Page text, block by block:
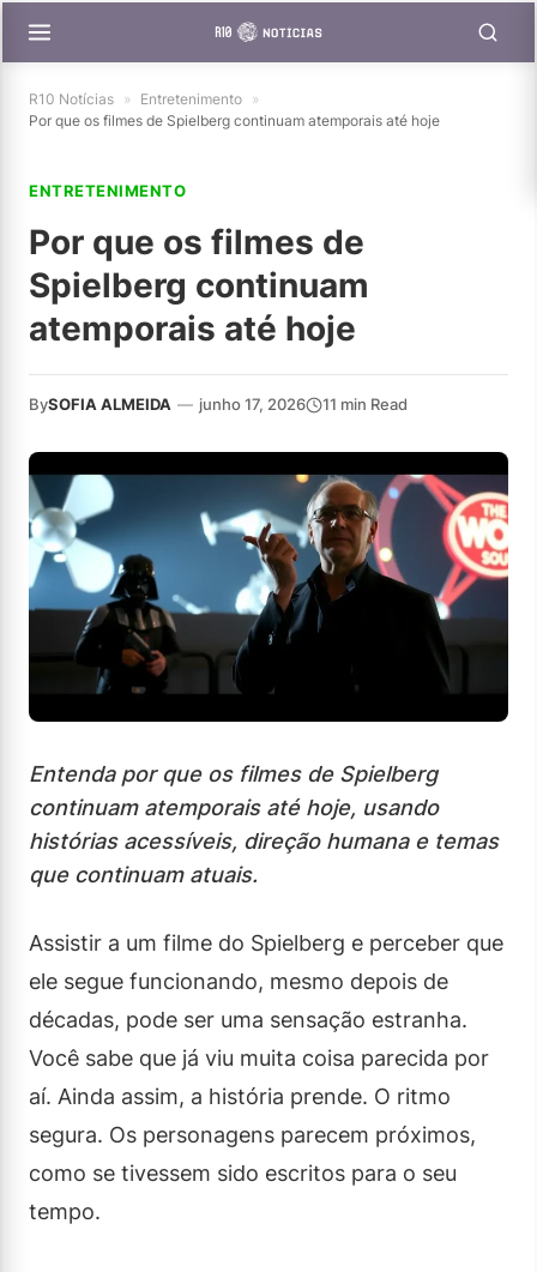
R10 Notícias » Entretenimento »
Por que os filmes de Spielberg continuam atemporais até hoje
ENTRETENIMENTO
Por que os filmes de
Spielberg continuam
atemporais até hoje
BySOFIA ALMEIDA — junho 17, 2026 11 min Read
Entenda por que os filmes de Spielberg
continuam atemporais até hoje, usando
histórias acessíveis, direção humana e temas
que continuam atuais.
Assistir a um filme do Spielberg e perceber que
ele segue funcionando, mesmo depois de
décadas, pode ser uma sensação estranha.
Você sabe que já viu muita coisa parecida por
aí. Ainda assim, a história prende. O ritmo
segura. Os personagens parecem próximos,
como se tivessem sido escritos para o seu
tempo.